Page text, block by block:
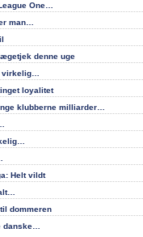
One…
man…
denne uge
virkelig…
loyalitet
klubberne milliarder…
Helt vildt
dommeren
danske…